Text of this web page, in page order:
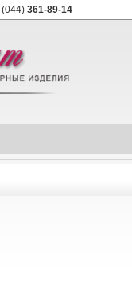
(044) 361-89-14